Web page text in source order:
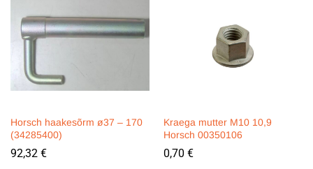
Horsch haakesõrm ø37 – 170
(34285400)
92,32 €
Kraega mutter M10 10,9
Horsch 00350106
0,70 €